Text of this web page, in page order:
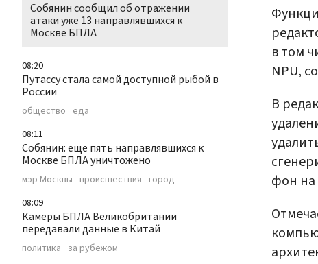
Собянин сообщил об отражении
атаки уже 13 направлявшихся к
Москве БПЛА
08:20
Путассу стала самой доступной рыбой в
России
общество еда
08:11
Собянин: еще пять направлявшихся к
Москве БПЛА уничтожено
мэр Москвы происшествия город
08:09
Камеры БПЛА Великобритании
передавали данные в Китай
политика за рубежом
в том
NPU,
В
фон